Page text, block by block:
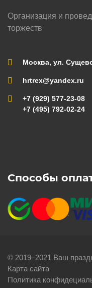
Организация и
торжеств
Москва, ул.
hrtrex@yandex.ru
+7 (929) 577-23-08
+7 (495) 792-02-24
Способы
© 2019–2021 Ваш
Карта сайта
Политика